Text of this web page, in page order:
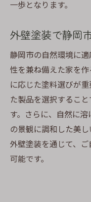
一歩となります。
外壁塗装で静岡
静岡市の自然環境に
性を兼ね備えた家を
に応じた塗料選びが
た製品を選択するこ
す。さらに、自然に
の景観に調和した美
外壁塗装を通じて、
可能です。